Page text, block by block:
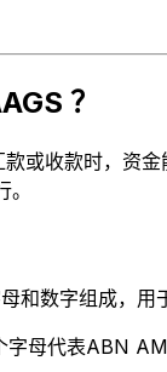
？
或收款时，资
和数字组成，用
字母代表ABN